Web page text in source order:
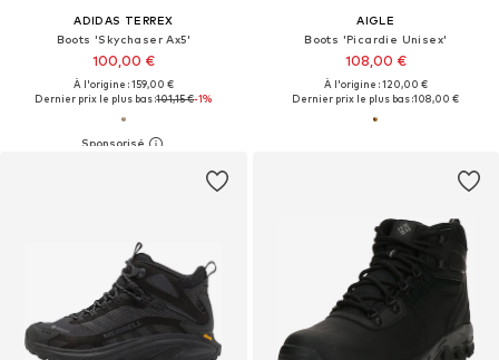
ADIDAS TERREX
Boots 'Skychaser Ax5'
100,00 €
À l'origine : 159,00 €
Dernier prix le plus bas :101,15 €-1%
AIGLE
Boots 'Picardie Unisex'
108,00 €
À l'origine : 120,00 €
Dernier prix le plus bas :108,00 €